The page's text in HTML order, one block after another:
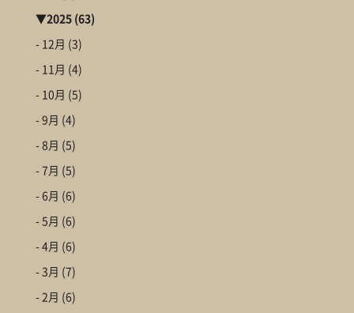
▼2025(63)
- 12月 (3)
- 11月 (4)
- 10月 (5)
- 9月 (4)
- 8月 (5)
- 7月 (5)
- 6月 (6)
- 5月 (6)
- 4月 (6)
- 3月 (7)
- 2月 (6)